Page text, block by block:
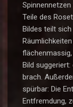
Spinnennetzen
Teile des
Bildes teilt
Bild
brach.
spürbar: Die
Entfremdung,